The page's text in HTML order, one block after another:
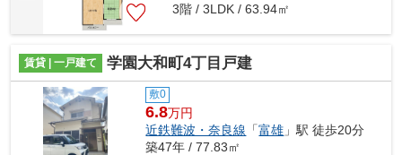
3階 / 3LDK / 63.94㎡
賃貸 | 一戸建て 学園大和町4丁目戸建
敷0
6.8万円
近鉄難波・奈良線 「富雄 」駅 徒歩20分
築47年 / 77.83㎡